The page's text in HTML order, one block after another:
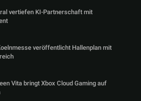
vertiefen KI-Partnerschaft mit
veröffentlicht Hallenplan mit
Vita bringt Xbox Cloud Gaming auf